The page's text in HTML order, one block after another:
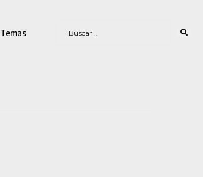
Temas